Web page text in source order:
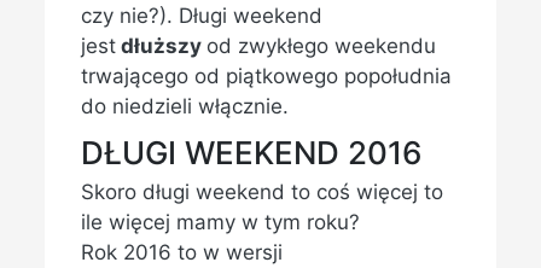
czy nie?). Długi weekend
jest dłuższy od zwykłego weekendu
trwającego od piątkowego popołudnia
do niedzieli włącznie.
DŁUGI WEEKEND 2016
Skoro długi weekend to coś więcej to
ile więcej mamy w tym roku?
Rok 2016 to w wersji